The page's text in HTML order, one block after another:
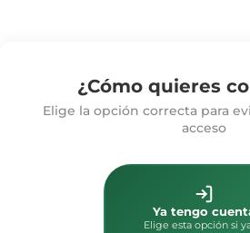
¿Cómo quieres
Elige la opción correcta para
acceso
Ya tengo
Elige esta opción si